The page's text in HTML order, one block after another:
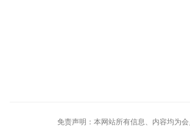
免责声明：本网站所有信息、内容均为